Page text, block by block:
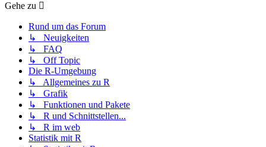
Gehe zu
Rund um das Forum
↳ Neuigkeiten
↳ FAQ
↳ Off Topic
Die R-Umgebung
↳ Allgemeines zu R
↳ Grafik
↳ Funktionen und Pakete
↳ R und Schnittstellen...
↳ R im web
Statistik mit R